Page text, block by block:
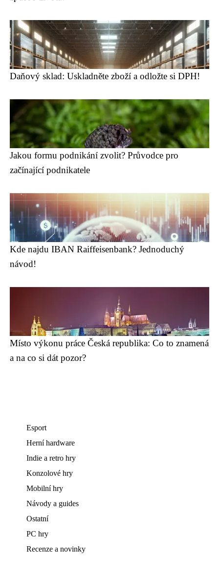
Daňový sklad: Uskladněte zboží a odložte si DPH!
Jakou formu podnikání zvolit? Průvodce pro
začínající podnikatele
Kde najdu IBAN Raiffeisenbank? Jednoduchý
návod!
Místo výkonu práce Česká republika: Co to znamená
a na co si dát pozor?
Esport
Herní hardware
Indie a retro hry
Konzolové hry
Mobilní hry
Návody a guides
Ostatní
PC hry
Recenze a novinky